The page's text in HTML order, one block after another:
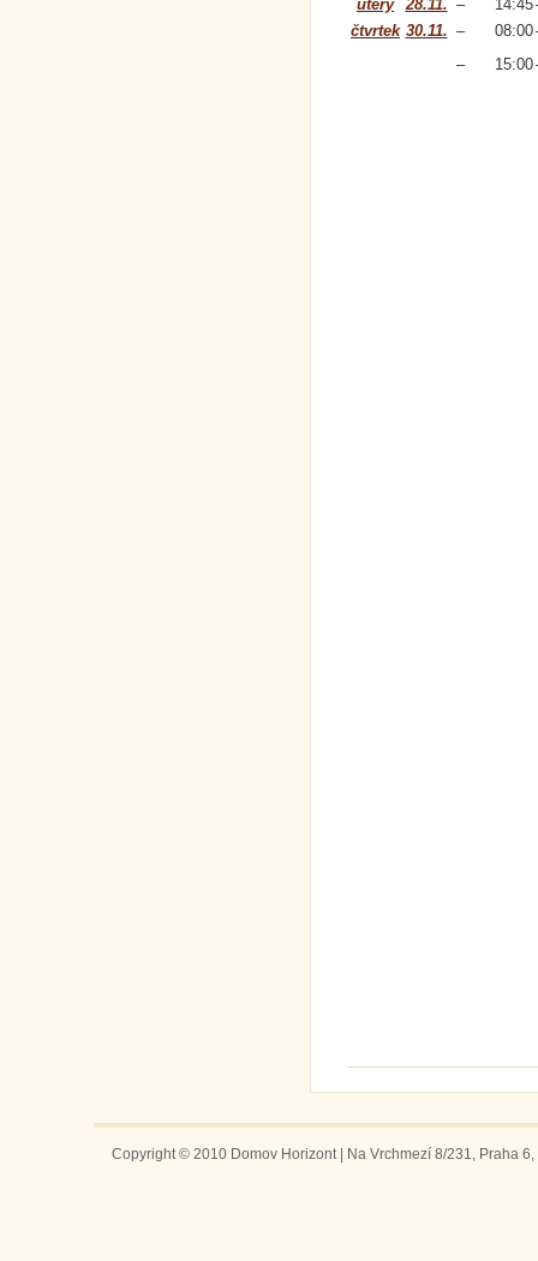
úterý 28.11. – 14:45
čtvrtek 30.11. – 08:00
–
15:00
Copyright © 2010 Domov Horizont | Na Vrchmezí 8/231, Praha